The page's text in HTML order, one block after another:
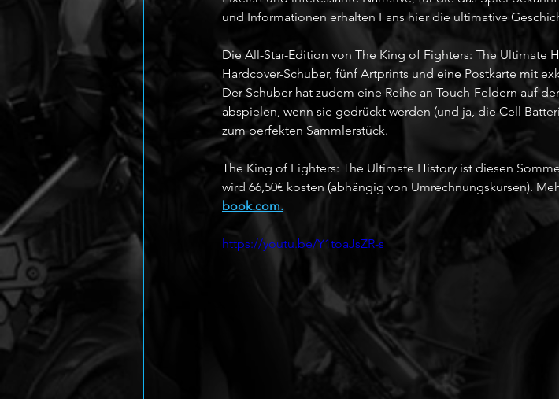
und Informationen erhalten Fans hier die ultimative
Die All-Star-Edition von The King of Fighters: The Ultimate
Hardcover-Schuber, fünf Artprints und eine Postkarte mit
Der Schuber hat zudem eine Reihe an Touch-Feldern auf
abspielen, wenn sie gedrückt werden (und ja, die Cell
zum perfekten Sammlerstück.
The King of Fighters: The Ultimate History ist diesen
wird 66,50€ kosten (abhängig von Umrechnungskursen).
book.com.
https://youtu.be/Y1toaJsZR-s